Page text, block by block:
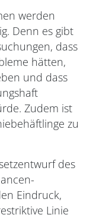
werden
Denn es gibt
dass
hätten,
und dass
Zudem ist
zu
des
Eindruck,
Linie